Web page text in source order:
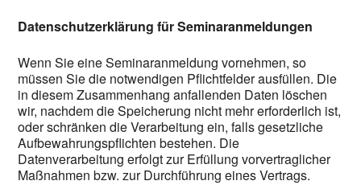
Datenschutzerklärung für Seminaranmeldungen
Wenn Sie eine Seminaranmeldung vornehmen, so
müssen Sie die notwendigen Pflichtfelder ausfüllen. Die
in diesem Zusammenhang anfallenden Daten löschen
wir, nachdem die Speicherung nicht mehr erforderlich ist,
oder schränken die Verarbeitung ein, falls gesetzliche
Aufbewahrungspflichten bestehen. Die
Datenverarbeitung erfolgt zur Erfüllung vorvertraglicher
Maßnahmen bzw. zur Durchführung eines Vertrags.